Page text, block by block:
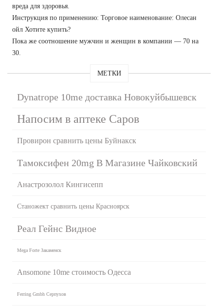
вреда для здоровья.
Инструкция по применению: Торговое наименование: Олесан
ойл Хотите купить?
Пока же соотношение мужчин и женщин в компании — 70 на
30.
МЕТКИ
Dynatrope 10me доставка Новокуйбышевск
Напосим в аптеке Саров
Провирон сравнить цены Буйнакск
Тамоксифен 20mg В Магазине Чайковский
Анастрозолол Кингисепп
Станожект сравнить цены Красноярск
Реал Гейнс Видное
Mega Forte Закаменск
Ansomone 10me стоимость Одесса
Ferring Gmbh Серпухов